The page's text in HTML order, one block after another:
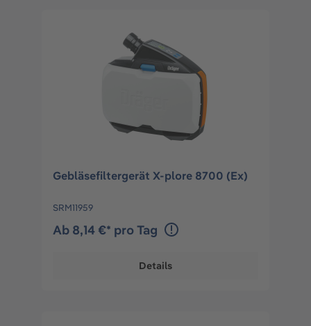
Gebläsefiltergerät X-plore 8700 (Ex)
SRM11959
Ab 8,14 €* pro Tag
Details